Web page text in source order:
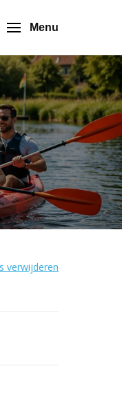
Menu
verwijderen